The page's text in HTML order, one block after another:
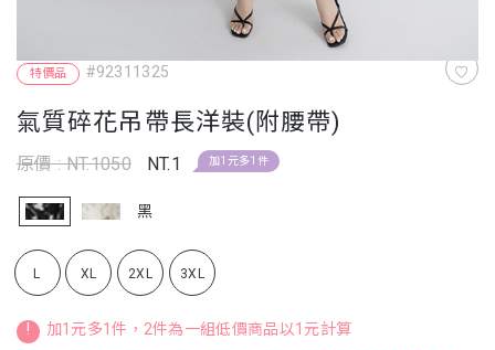
特價品 #92311325
氣質碎花吊帶長洋裝(附腰帶)
原價 : NT.1050 NT.1 加1元多1件
黑
L XL 2XL 3XL
!
加1元多1件，2件為一組低價商品以1元計算